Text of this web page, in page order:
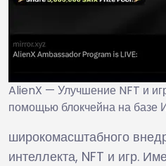
AlienX — Улучшение NFT и
помощью блокчейна на базе
широкомасштабного
интеллекта, NFT и игр.